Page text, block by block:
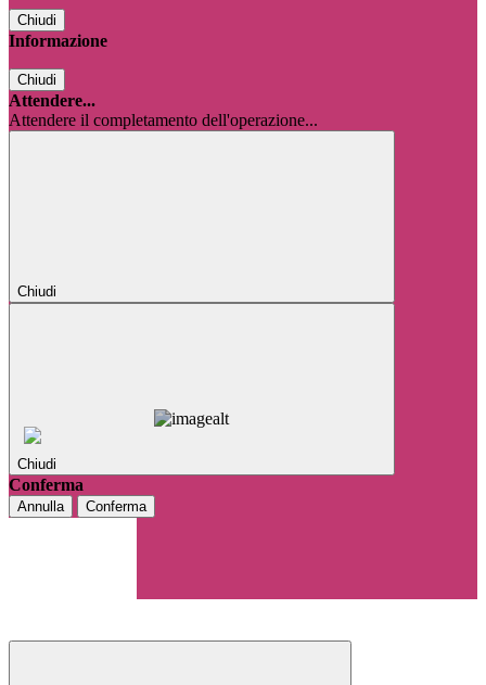
Chiudi
Informazione
Chiudi
Attendere...
Attendere il completamento dell'operazione...
Chiudi
Chiudi
Conferma
Annulla Conferma